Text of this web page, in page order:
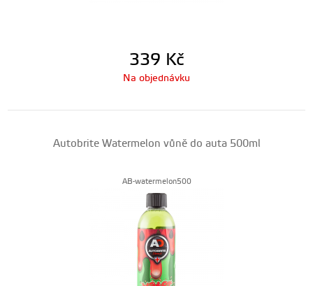
339 Kč
Na objednávku
Autobrite Watermelon vůně do auta 500ml
AB-watermelon500